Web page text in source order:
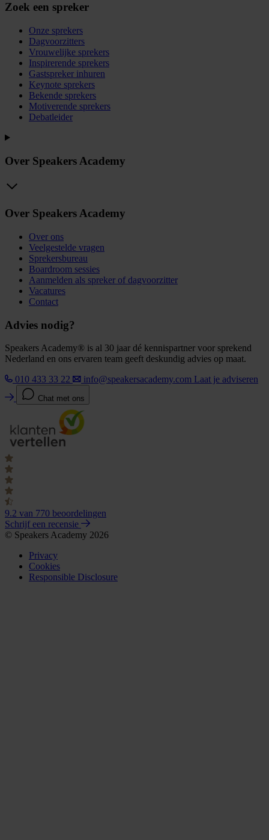
Zoek een spreker
Onze sprekers
Dagvoorzitters
Vrouwelijke sprekers
Inspirerende sprekers
Gastspreker inhuren
Keynote sprekers
Bekende sprekers
Motiverende sprekers
Debatleider
Over Speakers Academy
Over Speakers Academy
Over ons
Veelgestelde vragen
Sprekersbureau
Boardroom sessies
Aanmelden als spreker of dagvoorzitter
Vacatures
Contact
Advies nodig?
Speakers Academy® is al 30 jaar dé kennispartner voor sprekend
Nederland en ons ervaren team geeft deskundig advies op maat.
010 433 33 22
info@speakersacademy.com Laat je adviseren
Chat met ons
9.2 van 770 beoordelingen
Schrijf een recensie
© Speakers Academy 2026
Privacy
Cookies
Responsible Disclosure